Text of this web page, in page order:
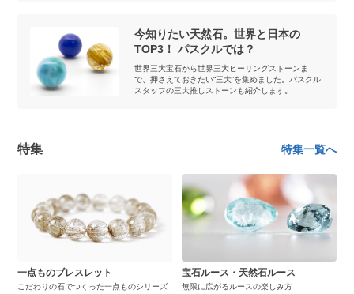
今知りたい天然石。世界と日本の
TOP3！ パスクルでは？
世界三大宝石から世界三大ヒーリングストーンま
で、押さえておきたい“三大”を集めました。パスクル
スタッフの三大推しストーンも紹介します。
特集 特集一覧へ
一点ものブレスレット
こだわりの石でつくった一点ものシリーズ
宝石ルース・天然石ルース
無限に広がるルースの楽しみ方